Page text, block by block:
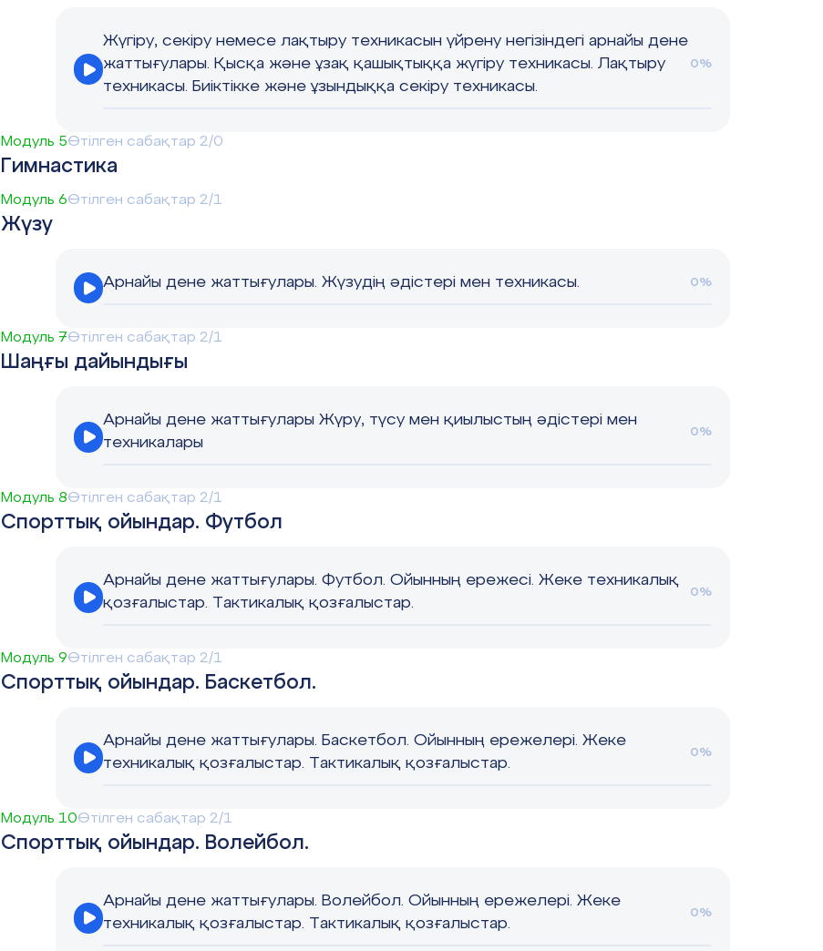
Жүгіру, секіру немесе лақтыру техникасын үйрену негізіндегі арнайы дене
жаттығулары. Қысқа және ұзақ қашықтыққа жүгіру техникасы. Лақтыру
техникасы. Биіктікке және ұзындыққа секіру техникасы.
0%
Модуль 5Өтілген сабақтар 2/0
Гимнастика
Модуль 6Өтілген сабақтар 2/1
Жүзу
Арнайы дене жаттығулары. Жүзудің әдістері мен техникасы. 0%
Модуль 7Өтілген сабақтар 2/1
Шаңғы дайындығы
Арнайы дене жаттығулары Жүру, түсу мен қиылыстың әдістері мен
техникалары
0%
Модуль 8Өтілген сабақтар 2/1
Спорттық ойындар. Футбол
Арнайы дене жаттығулары. Футбол. Ойынның ережесі. Жеке техникалық
қозғалыстар. Тактикалық қозғалыстар.
0%
Модуль 9Өтілген сабақтар 2/1
Спорттық ойындар. Баскетбол.
Арнайы дене жаттығулары. Баскетбол. Ойынның ережелері. Жеке
техникалық қозғалыстар. Тактикалық қозғалыстар.
0%
Модуль 10Өтілген сабақтар 2/1
Спорттық ойындар. Волейбол.
Арнайы дене жаттығулары. Волейбол. Ойынның ережелері. Жеке
техникалық қозғалыстар. Тактикалық қозғалыстар.
0%